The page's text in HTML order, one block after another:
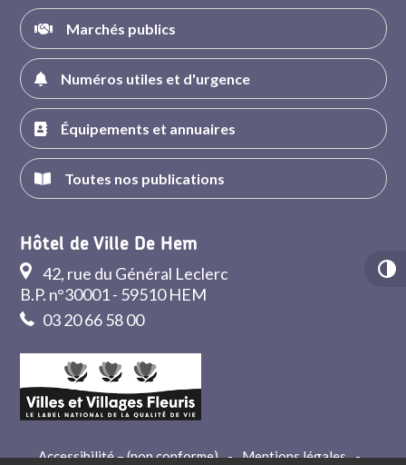
Marchés publics
Numéros utiles et d'urgence
Équipements et annuaires
Toutes nos publications
Hôtel de Ville De Hem
42, rue du Général Leclerc
B.P. n°30001 - 59510 HEM
03 20 66 58 00
Accessibilité – (non conforme) - Mentions légales -